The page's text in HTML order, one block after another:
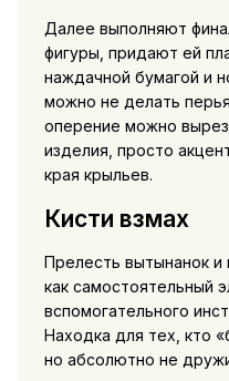
Далее выполняют
фигуры, придают ей
наждачной бумагой и
можно не делать
оперение можно
изделия, просто
края крыльев.
Кисти взмах
Прелесть вытынанок и
как самостоятельный
вспомогательного
Находка для тех, кто
но абсолютно не